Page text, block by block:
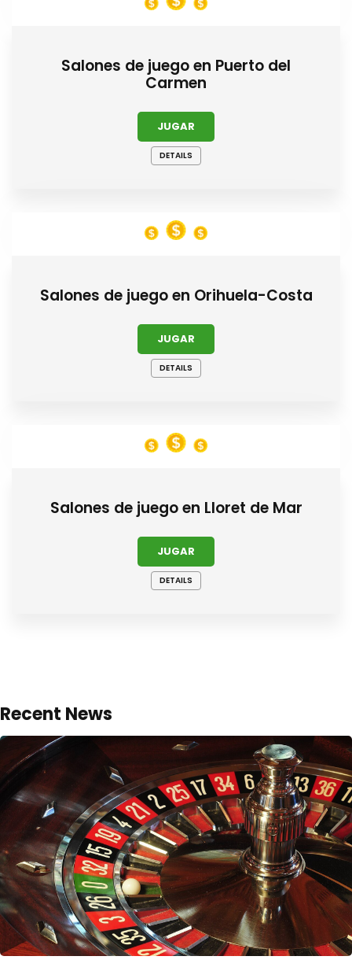
Salones de juego en Puerto del
Carmen
JUGAR
DETAILS
Salones de juego en Orihuela-Costa
JUGAR
DETAILS
Salones de juego en Lloret de Mar
JUGAR
DETAILS
Recent News